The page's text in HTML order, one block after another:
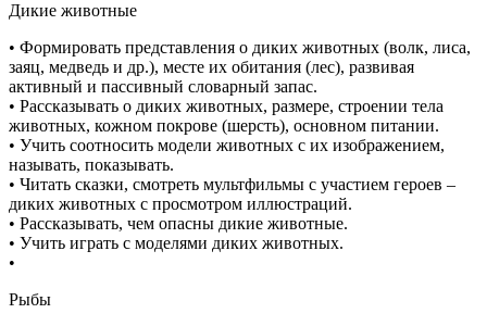
Дикие животные
• Формировать представления о диких животных (волк, лиса,
заяц, медведь и др.), месте их обитания (лес), развивая
активный и пассивный словарный запас.
• Рассказывать о диких животных, размере, строении тела
животных, кожном покрове (шерсть), основном питании.
• Учить соотносить модели животных с их изображением,
называть, показывать.
• Читать сказки, смотреть мультфильмы с участием героев –
диких животных с просмотром иллюстраций.
• Рассказывать, чем опасны дикие животные.
• Учить играть с моделями диких животных.
•
Рыбы